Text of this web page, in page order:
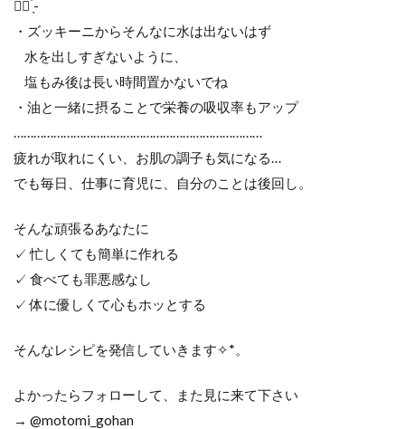
☝🏻 ̖́-‬
・ズッキーニからそんなに水は出ないはず
水を出しすぎないように、
塩もみ後は長い時間置かないでね
・油と一緒に摂ることで栄養の吸収率もアップ
…………………………………………………………………
疲れが取れにくい、お肌の調子も気になる…
でも毎日、仕事に育児に、自分のことは後回し。
そんな頑張るあなたに
✓ 忙しくても簡単に作れる
✓ 食べても罪悪感なし
✓ 体に優しくて心もホッとする
そんなレシピを発信していきます✧︎*。
よかったらフォローして、また見に来て下さい
→ @motomi_gohan